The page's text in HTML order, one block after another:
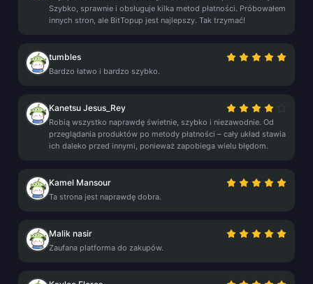
Szybko, sprawnie i obsługuje kilka metod płatności. Próbowałem
innych stron, ale BitTopup jest najlepszy. Tak trzymać!
tumbles
Bardzo łatwo i bardzo szybko.
Kanetsu Jesus_Rey
Robią wszystko naprawdę świetnie, szybko i niezawodnie. Od
przeglądania produktów po metody płatności – cały układ stawia
ich daleko przed innymi, ponieważ zapobiega wielu błędom.
Kamel Mansour
Ta strona jest naprawdę dobra.
Malik nasir
Zaufana platforma do zakupów.